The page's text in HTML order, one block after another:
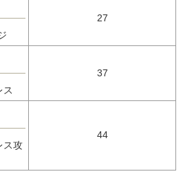
27
ス
37
ス攻
44